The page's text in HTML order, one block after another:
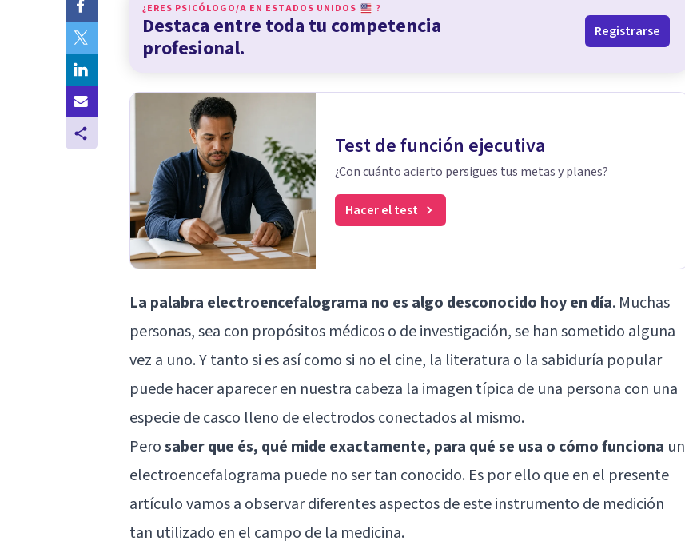
¿ERES PSICÓLOGO/A EN ESTADOS UNIDOS ?
Destaca entre toda tu competencia
profesional.
Registrarse
Test de función ejecutiva
¿Con cuánto acierto persigues tus metas y planes?
Hacer el test
La palabra electroencefalograma no es algo desconocido hoy en día. Muchas
personas, sea con propósitos médicos o de investigación, se han sometido alguna
vez a uno. Y tanto si es así como si no el cine, la literatura o la sabiduría popular
puede hacer aparecer en nuestra cabeza la imagen típica de una persona con una
especie de casco lleno de electrodos conectados al mismo.
Perosaber que és, qué mide exactamente, para qué se usa o cómo funciona un
electroencefalograma puede no ser tan conocido. Es por ello que en el presente
artículo vamos a observar diferentes aspectos de este instrumento de medición
tan utilizado en el campo de la medicina.